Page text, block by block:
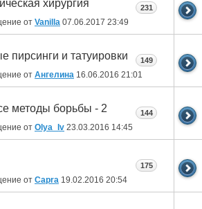
хирургия
от Vanilla 07.06.2017 23:49
231
пирсинги и татуировки
от Ангелина 16.06.2016 21:01
149
методы борьбы - 2
от Olya_Iv 23.03.2016 14:45
144
от Capra 19.02.2016 20:54
175